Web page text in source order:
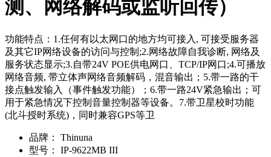
测、网络解码或监听回传）
功能特点：1.任何有以太网口的地方均可接入, 可接受服务器
及其它IP网络设备的访问与控制;2.网络故障自我诊断, 网络及
服务状态显示;3.自带24V POE供电网口、TCP/IP网口;4.可播放
网络音频, 带立体声网络音频解码，混音输出；5.带一路的干
接点触发输入（事件触发功能）；6.带一路24V紧急输出；可
用于紧急情况下控制音量控制器等设备。7.带卫星校时功能
(北斗授时系统)，同时兼容GPS等卫
品牌：
Thinuna
型号：
IP-9622MB III